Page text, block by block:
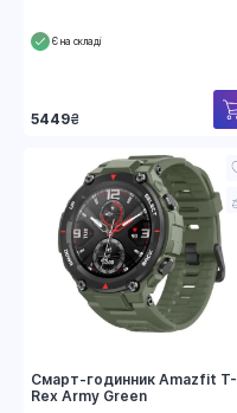
Є на складі
5449₴
Смарт-годинник Amazfit T-
Rex Army Green